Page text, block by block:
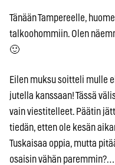
Tänään Tampereelle,
talkoohommiin. Olen
🙂
Eilen muksu soitteli mulle
jutella kanssaan! Tässä
vain viestitelleet. Päätin
tiedän, etten ole kesän
Tuskaisaa oppia, mutta
osaisin vähän